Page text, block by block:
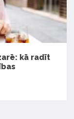
kā radīt